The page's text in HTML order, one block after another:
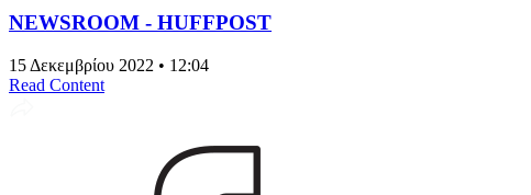
NEWSROOM - HUFFPOST
15 Δεκεμβρίου 2022 • 12:04
Read Content